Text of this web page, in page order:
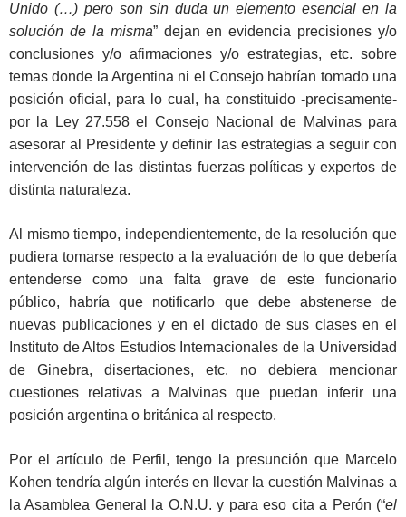
Unido (…) pero son sin duda un elemento esencial en la
solución de la misma” dejan en evidencia precisiones y/o
conclusiones y/o afirmaciones y/o estrategias, etc. sobre
temas donde la Argentina ni el Consejo habrían tomado una
posición oficial, para lo cual, ha constituido -precisamente-
por la Ley 27.558 el Consejo Nacional de Malvinas para
asesorar al Presidente y definir las estrategias a seguir con
intervención de las distintas fuerzas políticas y expertos de
distinta naturaleza.
Al mismo tiempo, independientemente, de la resolución que
pudiera tomarse respecto a la evaluación de lo que debería
entenderse como una falta grave de este funcionario
público, habría que notificarlo que debe abstenerse de
nuevas publicaciones y en el dictado de sus clases en el
Instituto de Altos Estudios Internacionales de la Universidad
de Ginebra, disertaciones, etc. no debiera mencionar
cuestiones relativas a Malvinas que puedan inferir una
posición argentina o británica al respecto.
Por el artículo de Perfil, tengo la presunción que Marcelo
Kohen tendría algún interés en llevar la cuestión Malvinas a
la Asamblea General la O.N.U. y para eso cita a Perón (“el